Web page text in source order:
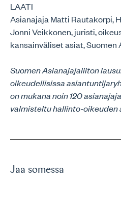
LAATI
Asianajaja Matti Rautakorpi,
Jonni Veikkonen, juristi,
kansainväliset asiat,
Suomen Asianajajaliiton
oikeudellisissa
on mukana noin 120
valmisteltu hallinto-oikeuden
Jaa somessa